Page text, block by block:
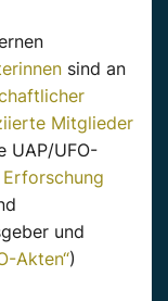
sind an
Mitglieder
UAP/UFO-
und
Akten“)